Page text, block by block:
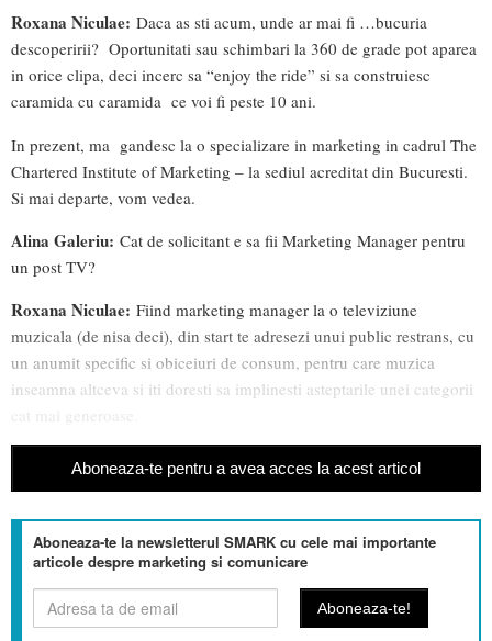
Roxana Niculae: Daca as sti acum, unde ar mai fi …bucuria
descoperirii? Oportunitati sau schimbari la 360 de grade pot aparea
in orice clipa, deci incerc sa “enjoy the ride” si sa construiesc
caramida cu caramida ce voi fi peste 10 ani.
In prezent, ma gandesc la o specializare in marketing in cadrul The
Chartered Institute of Marketing – la sediul acreditat din Bucuresti.
Si mai departe, vom vedea.
Alina Galeriu: Cat de solicitant e sa fii Marketing Manager pentru
un post TV?
Roxana Niculae: Fiind marketing manager la o televiziune
muzicala (de nisa deci), din start te adresezi unui public restrans, cu
un anumit specific si obiceiuri de consum, pentru care muzica
inseamna altceva si iti doresti sa implinesti asteptarile unei categorii
cat mai generoase.
Aboneaza-te pentru a avea acces la acest articol
Aboneaza-te la newsletterul SMARK cu cele mai importante
articole despre marketing si comunicare